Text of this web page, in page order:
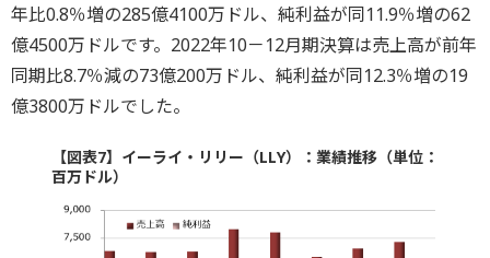
年比0.8％増の285億4100万ドル、純利益が同11.9％増の62
億4500万ドルです。2022年10－12月期決算は売上高が前年
同期比8.7％減の73億200万ドル、純利益が同12.3％増の19
億3800万ドルでした。
【図表7】イーライ・リリー（LLY）：業績推移（単位：
百万ドル）